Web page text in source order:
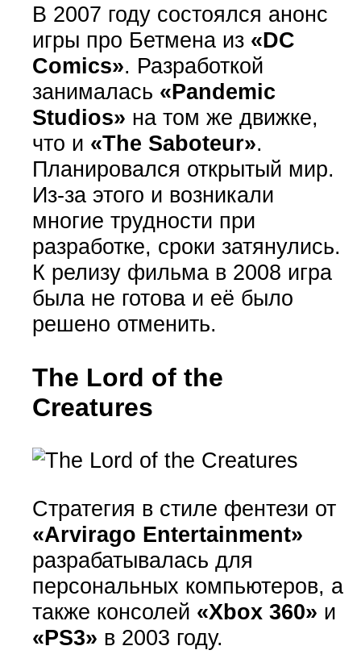
В 2007 году состоялся анонс
игры про Бетмена из «DC
Comics». Разработкой
занималась «Pandemic
Studios» на том же движке,
что и «The Saboteur».
Планировался открытый мир.
Из-за этого и возникали
многие трудности при
разработке, сроки затянулись.
К релизу фильма в 2008 игра
была не готова и её было
решено отменить.
The Lord of the
Creatures
Стратегия в стиле фентези от
«Arvirago Entertainment»
разрабатывалась для
персональных компьютеров, а
также консолей «Xbox 360» и
«PS3» в 2003 году.